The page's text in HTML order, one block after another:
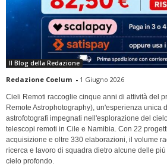
Il Blog della Redazione
Redazione Coelum - 1 Giugno 2026
Cieli Remoti raccoglie cinque anni di attività del
Remote Astrophotography), un'esperienza unica
astrofotografi impegnati nell'esplorazione del
telescopi remoti in Cile e Namibia. Con 22
acquisizione e oltre 330 elaborazioni, il volume
ricerca e lavoro di squadra dietro alcune delle
cielo profondo.